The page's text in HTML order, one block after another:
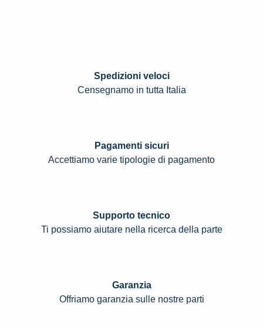
Spedizioni veloci
Censegnamo in tutta Italia
Pagamenti sicuri
Accettiamo varie tipologie di pagamento
Supporto tecnico
Ti possiamo aiutare nella ricerca della parte
Garanzia
Offriamo garanzia sulle nostre parti